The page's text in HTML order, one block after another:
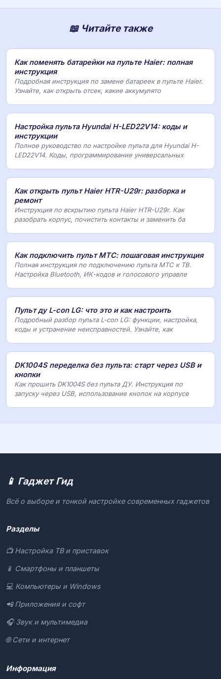
📖 Читайте также
Как поменять батарейки на пульте Haier: полная
инструкция
Подробная инструкция по замене батареек в пульте Haier.
Узнайте, как открыть отсек, какие аккумулято
Настройка пульта Hyundai H-LED22V14: коды и
инструкции
Полное руководство по настройке пульта для Hyundai H-
LED22V14. Коды, программирование универсальных
Как открыть пульт Haier HTR-U29r: разборка и
ремонт
Инструкция по вскрытию пульта Haier HTR-U29r. Как
разобрать корпус, почистить контакты и заменить ба
Как подключить пульт МТС: пошаговая инструкция
Полная инструкция по подключению пульта МТС к ТВ.
Настройка Bluetooth, ИК-кодов и голосового управле
Пульт ду L-con LG: что это и как настроить
Подробный разбор пульта L-con LG: функции, настройка,
коды и устранение неисправностей. Узнайте, как
DK1004S переделка без пульта: старт через USB и
кнопки
Как прошить DK1004S без пульта ДУ. Инструкция по
запуску через USB, использование кнопок на корпусе
📱 Гаджет Гид
Всё о выборе и тонкой настройке современных гаджетов
Разделы
📺 Настройка ТВ и приставок
📱 Смартфоны и планшеты
💻 Компьютеры и Windows
📲 Приложения и софт
🎧 Звук и мультимедиа
🌐 Сети и интернет
Информация